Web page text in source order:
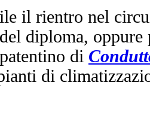
il rientro nel
diploma,
di
di